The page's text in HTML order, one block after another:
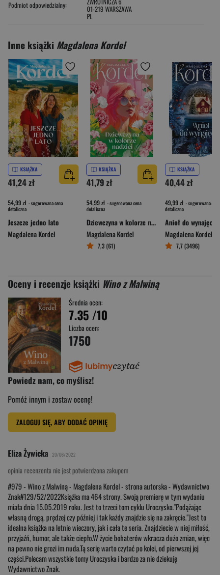
Podmiot odpowiedzialny: 01-219 WARSZAWA
PL
Inne książki Magdalena Kordel
KSIĄŻKA
41,24 zł
54,99 zł - sugerowana cena
detaliczna
Jeszcze jedno lato
Magdalena Kordel
KSIĄŻKA
41,79 zł
54,99 zł - sugerowana cena
detaliczna
Dziewczyna w kolorze nadziei
Magdalena Kordel
7,3 (61)
KSIĄŻKA
40,44 zł
49,99 zł - sugerowana cena
detaliczna
Anioł do wynajęcia
Magdalena Kordel
7,7 (3496)
Oceny i recenzje książki Wino z Malwiną
Średnia ocen:
7.35/10
Liczba ocen:
1750
Powiedz nam, co myślisz!
Pomóż innym i zostaw ocenę!
ZALOGUJ SIĘ, ABY DODAĆ OPINIĘ
Eliza Żywicka 20/06/2022
opinia recenzenta nie jest potwierdzona zakupem
#979 - Wino z Malwiną - Magdalena Kordel - strona autorska - Wydawnictwo
Znak#129/52/2022Książka ma 464 strony. Swoją premierę w tym wydaniu
miała dnia 15.05.2019 roku. Jest to trzeci tom cyklu Uroczysko."Podążając
własną drogą, prędzej czy później i tak każdy znajdzie się na zakręcie."Jest to
idealna książka na letnie wieczory, jak i cała te seria. Znajdziecie w niej miłość,
przyjaźń, humor, ale także ciepło.W życie bohaterów wkracza dużo zmian, więc
na pewno nie grozi im nuda.Tą serię warto czytać po kolei, od pierwszej jej
części.Polecam wszystkie tomy Uroczyska i bardzo za nie dziekuję
Wydawnictwo Znak.